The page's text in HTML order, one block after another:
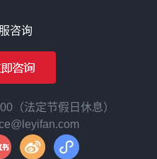
咨询
（法定节假日休息）